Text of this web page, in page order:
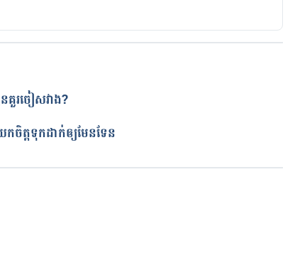
side-effects.htm
Pages/reporting-side-effects.aspx
គួរចៀសវាង?
កចិត្តទុកដាក់ឲ្យមែនទែន​​​​​​​​​​​​​​​​​​​​​​​​​​​​​​​​​​​​​​​​​​​​​​​​​​